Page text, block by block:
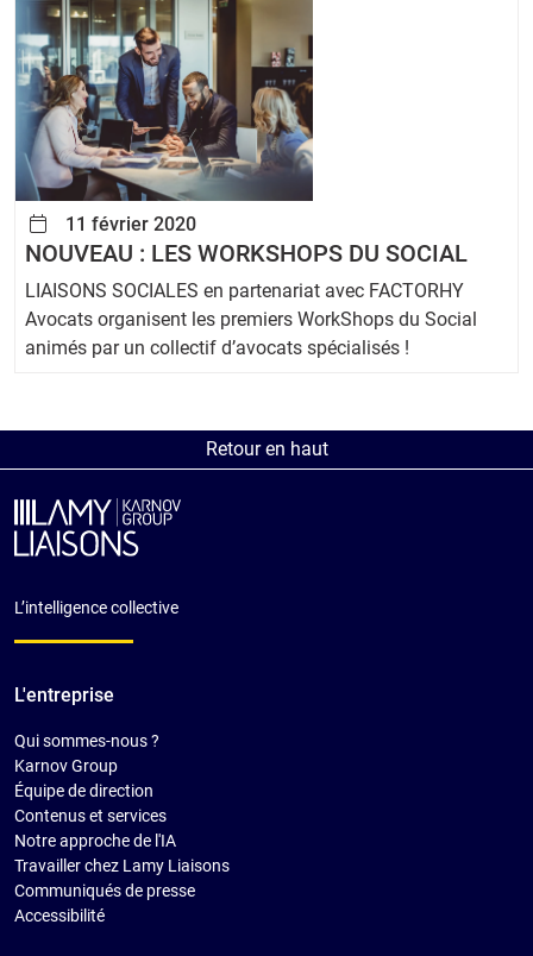
11 février 2020
NOUVEAU : LES WORKSHOPS DU SOCIAL
LIAISONS SOCIALES en partenariat avec FACTORHY
Avocats organisent les premiers WorkShops du Social
animés par un collectif d’avocats spécialisés !
Retour en haut
L’intelligence collective
L'entreprise
Qui sommes-nous ?
Karnov Group
Équipe de direction
Contenus et services
Notre approche de l'IA
Travailler chez Lamy Liaisons
Communiqués de presse
Accessibilité